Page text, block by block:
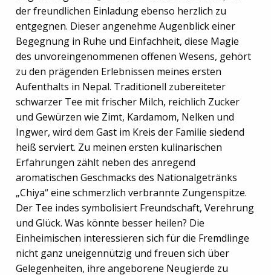
der freundlichen Einladung ebenso herzlich zu
entgegnen. Dieser angenehme Augenblick einer
Begegnung in Ruhe und Einfachheit, diese Magie
des unvoreingenommenen offenen Wesens, gehört
zu den prägenden Erlebnissen meines ersten
Aufenthalts in Nepal. Traditionell zubereiteter
schwarzer Tee mit frischer Milch, reichlich Zucker
und Gewürzen wie Zimt, Kardamom, Nelken und
Ingwer, wird dem Gast im Kreis der Familie siedend
heiß serviert. Zu meinen ersten kulinarischen
Erfahrungen zählt neben des anregend
aromatischen Geschmacks des Nationalgetränks
„Chiya“ eine schmerzlich verbrannte Zungenspitze.
Der Tee indes symbolisiert Freundschaft, Verehrung
und Glück. Was könnte besser heilen? Die
Einheimischen interessieren sich für die Fremdlinge
nicht ganz uneigennützig und freuen sich über
Gelegenheiten, ihre angeborene Neugierde zu